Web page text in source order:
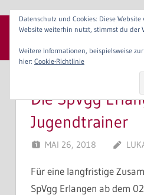
Zum
Inhalt
SpVgg 1904
Die SpVgg
Jugendtrainer
MAI 26, 2018
Für eine langfristige
SpVgg Erlangen ab dem
Datenschutz und Cookies: Diese
Website weiterhin nutzt, stimmst du der
Weitere Informationen, beispielsweise
hier: Cookie-Richtlinie